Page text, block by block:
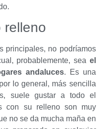
relleno
principales, no podríamos
probablemente, sea el
andaluces. Es una
lo general, más sencilla
suele gustar a todo el
con su relleno son muy
no se da mucha maña en